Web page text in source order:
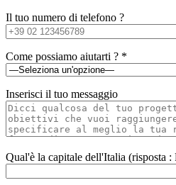
Il tuo numero di telefono ?
Come possiamo aiutarti ? *
Inserisci il tuo messaggio
Qual'è la capitale dell'Italia (risposta :